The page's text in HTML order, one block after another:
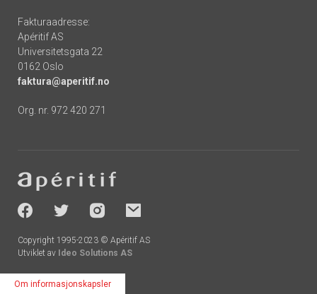
Fakturaadresse:
Apéritif AS
Universitetsgata 22
0162 Oslo
faktura@aperitif.no
Org. nr. 972 420 271
-
socials
Copyright 1995-2023 © Apéritif AS
Utviklet av Ideo Solutions AS
Om informasjonskapsler